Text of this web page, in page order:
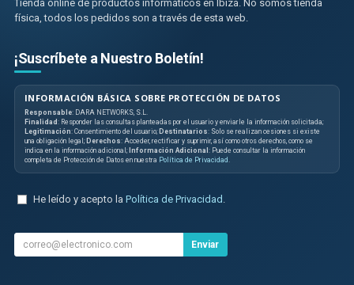
Tienda online de productos informáticos en Ibiza. No somos tienda
física, todos los pedidos son a través de esta web.
¡Suscríbete a Nuestro Boletín!
INFORMACIÓN BÁSICA SOBRE PROTECCIÓN DE DATOS
Responsable: DARA NETWORKS, S.L.
Finalidad : Responder las consultas planteadas por el usuario y enviarle la información solicitada;
Legitimación: Consentimiento del usuario; Destinatarios: Solo se realizan cesiones si existe
una obligación legal; Derechos: Acceder, rectificar y suprimir, así como otros derechos, como se
indica en la información adicional; Información Adicional : Puede consultar la información
completa de Protección de Datos en nuestra Política de Privacidad
He leído y acepto la Política de Privacidad
Enviar